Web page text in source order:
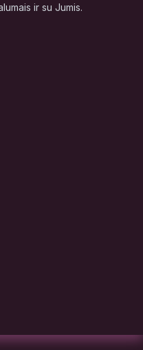
ir su Jumis.